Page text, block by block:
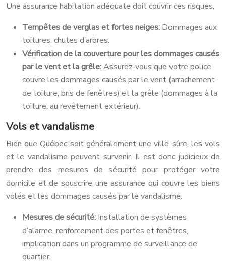
Une assurance habitation adéquate doit couvrir ces risques.
Tempêtes de verglas et fortes neiges: Dommages aux
toitures, chutes d’arbres.
Vérification de la couverture pour les dommages causés
par le vent et la grêle:Assurez-vous que votre police
couvre les dommages causés par le vent (arrachement
de toiture, bris de fenêtres) et la grêle (dommages à la
toiture, au revêtement extérieur).
Vols et vandalisme
Bien que Québec soit généralement une ville sûre, les vols
et le vandalisme peuvent survenir. Il est donc judicieux de
prendre des mesures de sécurité pour protéger votre
domicile et de souscrire une assurance qui couvre les biens
volés et les dommages causés par le vandalisme.
Mesures de sécurité: Installation de systèmes
d’alarme, renforcement des portes et fenêtres,
implication dans un programme de surveillance de
quartier.